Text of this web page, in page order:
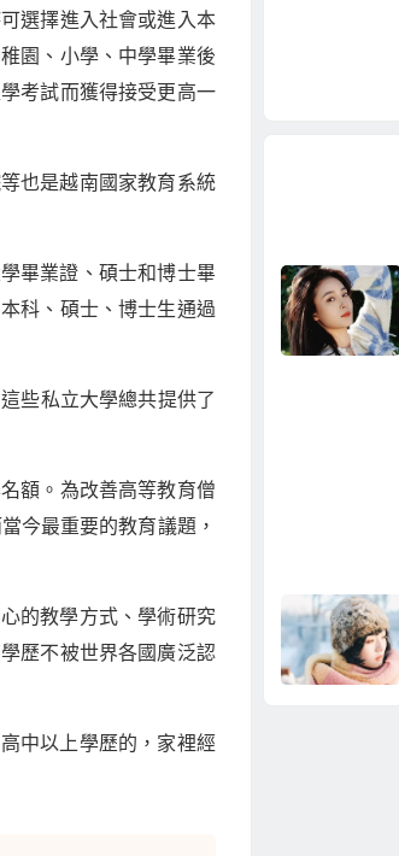
選擇進入社會或進入本
園、小學、中學畢業後
考試而獲得接受更高一
也是越南國家教育系統
畢業證、碩士和博士畢
科、碩士、博士生通過
些私立大學總共提供了
額。為改善高等教育僧
今最重要的教育議題，
的教學方式、學術研究
歷不被世界各國廣泛認
中以上學歷的，家裡經